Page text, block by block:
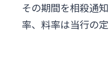
その期間を相殺通
率、料率は当行の